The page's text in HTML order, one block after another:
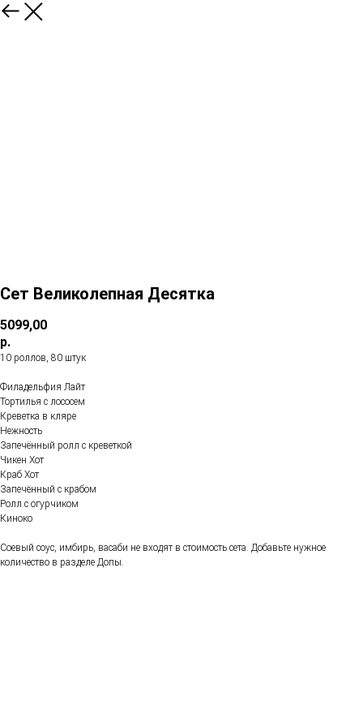
Сет Великолепная Десятка
5099,00
р.
10 роллов, 80 штук
Филадельфия Лайт
Тортилья с лососем
Креветка в кляре
Нежность
Запечённый ролл с креветкой
Чикен Хот
Краб Хот
Запечённый с крабом
Ролл с огурчиком
Киноко
Соевый соус, имбирь, васаби не входят в стоимость сета. Добавьте нужное
количество в разделе Допы.